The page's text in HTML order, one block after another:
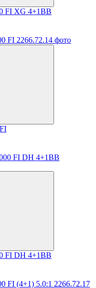
FI XG 4+1BB
FI DH 4+1BB